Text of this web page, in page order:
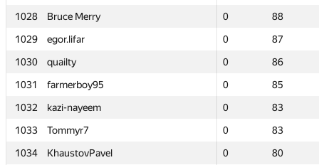
1028
Bruce Merry 0
88
1029
egor.lifar 0
87
1030
quailty 0
86
1031
farmerboy95 0
85
1032
kazi-nayeem 0
83
1033
Tommyr7 0
83
1034
KhaustovPavel 0
80
1028
Bruce Merry 0
88
1029
egor.lifar 0
87
1030
quailty 0
86
1031
farmerboy95 0
85
1032
kazi-nayeem 0
83
1033
Tommyr7 0
83
1034
KhaustovPavel 0
80